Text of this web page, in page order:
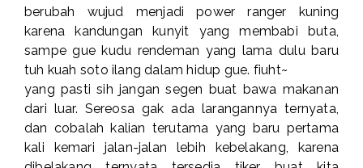
berubah wujud menjadi power ranger kuning
karena kandungan kunyit yang membabi buta,
sampe gue kudu rendeman yang lama dulu baru
tuh kuah soto ilang dalam hidup gue. fiuht~
yang pasti sih jangan segen buat bawa makanan
dari luar. Sereosa gak ada larangannya ternyata,
dan cobalah kalian terutama yang baru pertama
kali kemari jalan-jalan lebih kebelakang, karena